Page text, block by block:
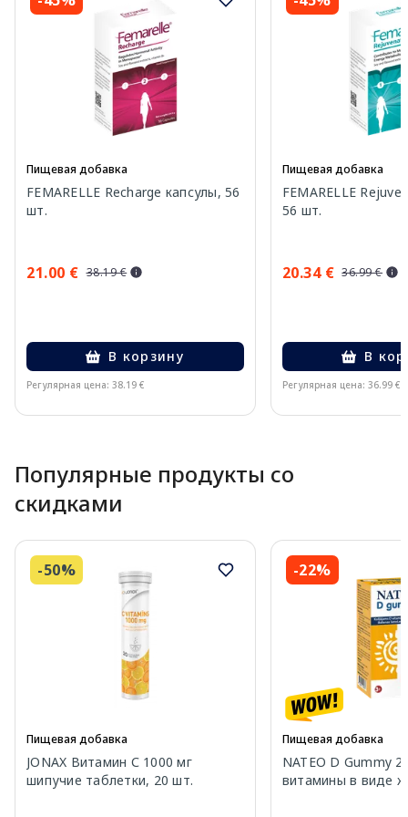
Пищевая добавка
FEMARELLE Recharge капсулы, 56
шт.
21.00 € 38.19 €
В корзину
Регулярная цена: 38.19 €
Пищевая добавка
FEMARELLE
56 шт.
20.34 € 36.99 €
В
Регулярная цена: 36.99 €
Популярные продукты со
скидками
-50%
Пищевая добавка
JONAX Витамин С 1000 мг
шипучие таблетки, 20 шт.
-22%
Пищевая добавка
NATEO D Gummy
витамины в виде